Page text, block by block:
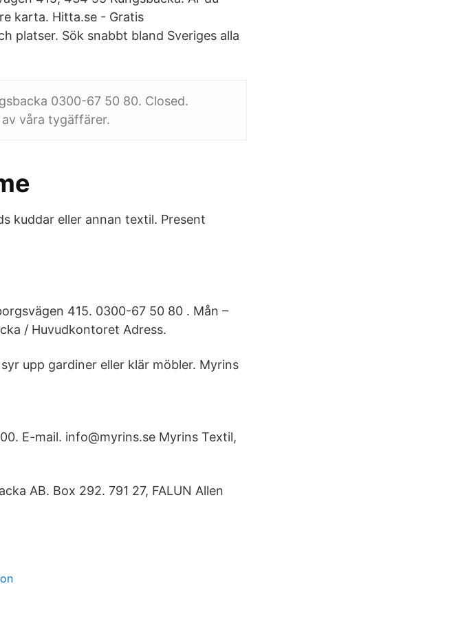
karta. Hitta.se - Gratis
platser. Sök snabbt bland Sveriges alla
0300-67 50 80. Closed.
våra tygäffärer.
kuddar eller annan textil. Present
415. 0300-67 50 80 . Mån –
/ Huvudkontoret Adress.
upp gardiner eller klär möbler. Myrins
E-mail. info@myrins.se Myrins Textil,
AB. Box 292. 791 27, FALUN Allen